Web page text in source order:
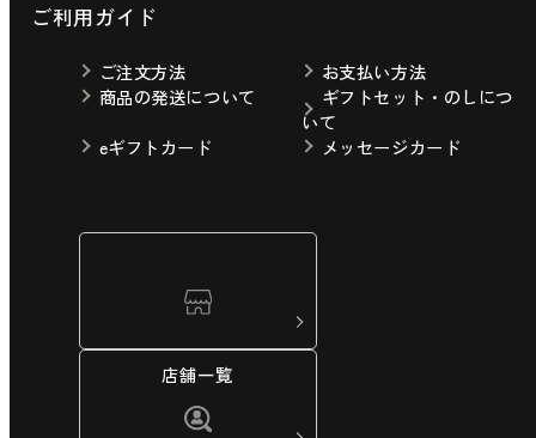
ご利用ガイド
ご注文方法
お支払い方法
商品の発送について
ギフトセット・のしにつ
いて
eギフトカード
メッセージカード
店舗一覧